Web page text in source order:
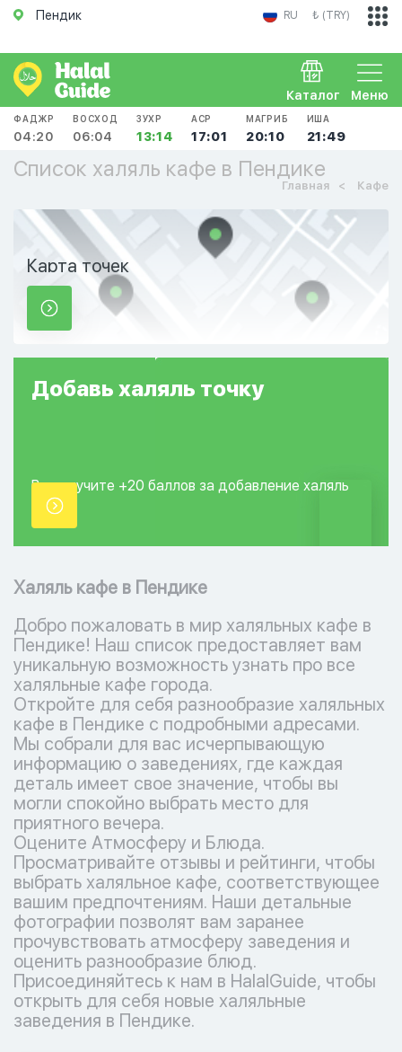
Пендик RU ₺ (TRY)
Меню
Каталог
ФАДЖР
04:20
ВОСХОД
06:04
ЗУХР
13:14
АСР
17:01
МАГРИБ
20:10
ИША
21:49
Список халяль кафе в Пендике
Главная Кафе
Карта точек
Добавь халяль точку
Вы получите +20 баллов за добавление халяль
точки.
Халяль кафе в Пендике
Добро пожаловать в мир халяльных кафе в
Пендике! Наш список предоставляет вам
уникальную возможность узнать про все
халяльные кафе города.
Откройте для себя разнообразие халяльных
кафе в Пендике с подробными адресами.
Мы собрали для вас исчерпывающую
информацию о заведениях, где каждая
деталь имеет свое значение, чтобы вы
могли спокойно выбрать место для
приятного вечера.
Оцените Атмосферу и Блюда.
Просматривайте отзывы и рейтинги, чтобы
выбрать халяльное кафе, соответствующее
вашим предпочтениям. Наши детальные
фотографии позволят вам заранее
прочувствовать атмосферу заведения и
оценить разнообразие блюд.
Присоединяйтесь к нам в HalalGuide, чтобы
открыть для себя новые халяльные
заведения в Пендике.